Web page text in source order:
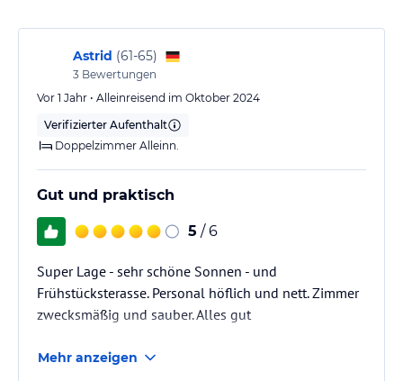
Hinweis: Verfasst von HolidayCheck mit Hilfe von KI. Alle
Angaben ohne Gewähr. Bitte lies vor der Buchung die
Astrid (61-65)
3 Bewertungen
Vor 1 Jahr • Alleinreisend im Oktober 2024
Verifizierter Aufenthalt
Doppelzimmer Alleinn.
Gut und praktisch
5 / 6
Super Lage - sehr schöne Sonnen - und
Frühstücksterasse. Personal höflich und nett. Zimmer
zwecksmäßig und sauber. Alles gut
Mehr anzeigen